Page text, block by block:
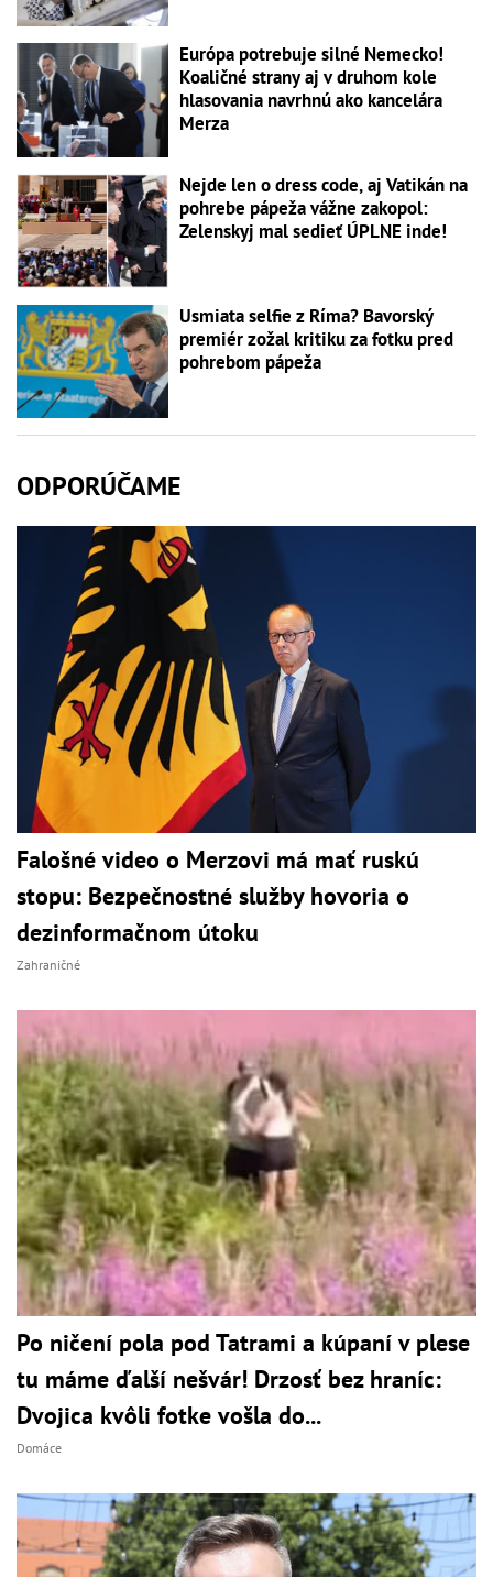
Európa potrebuje silné Nemecko!
Koaličné strany aj v druhom kole
hlasovania navrhnú ako kancelára
Merza
Nejde len o dress code, aj Vatikán na
pohrebe pápeža vážne zakopol:
Zelenskyj mal sedieť ÚPLNE inde!
Usmiata selfie z Ríma? Bavorský
premiér zožal kritiku za fotku pred
pohrebom pápeža
ODPORÚČAME
Falošné video o Merzovi má mať ruskú
stopu: Bezpečnostné služby hovoria o
dezinformačnom útoku
Zahraničné
Po ničení pola pod Tatrami a kúpaní v plese
tu máme ďalší nešvár! Drzosť bez hraníc:
Dvojica kvôli fotke vošla do...
Domáce